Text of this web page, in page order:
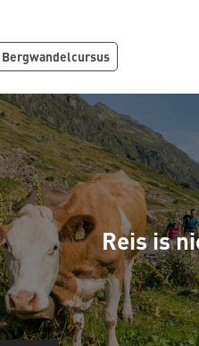
Bergwandelcursus
Reis is